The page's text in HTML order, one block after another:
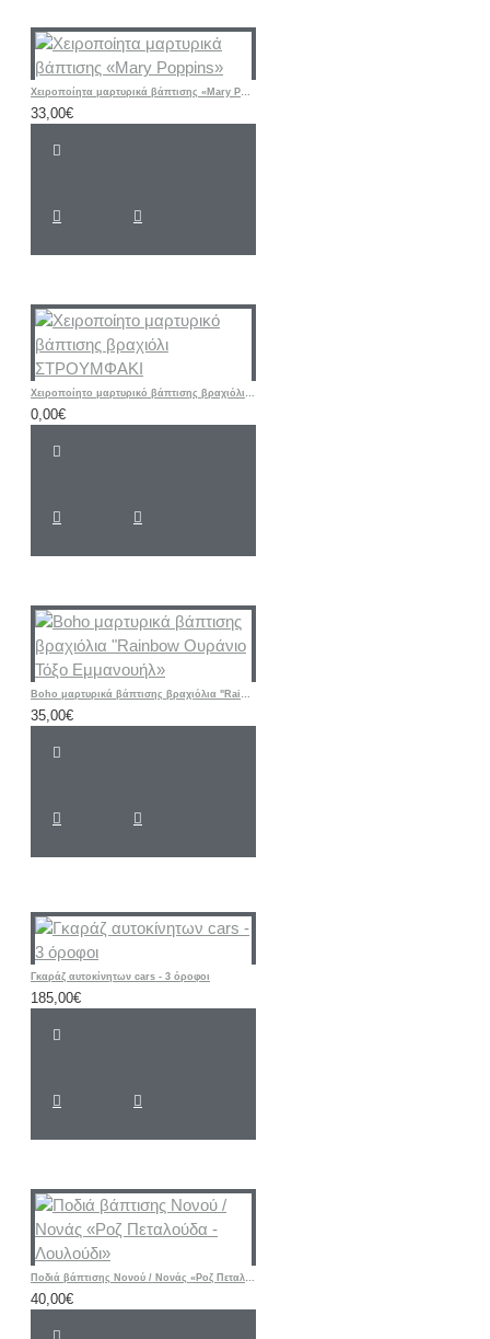
Χειροποίητα μαρτυρικά βάπτισης «Mary Poppins»
33,00€
Χειροποίητο μαρτυρικό βάπτισης βραχιόλι ΣΤΡΟΥΜΦΑΚΙ
0,00€
Boho μαρτυρικά βάπτισης βραχιόλια "Rainbow Ουράνιο Τόξο Εμμανουήλ»
35,00€
Γκαράζ αυτοκίνητων cars - 3 όροφοι
185,00€
Ποδιά βάπτισης Νονού / Νονάς «Ροζ Πεταλούδα - Λουλούδι»
40,00€